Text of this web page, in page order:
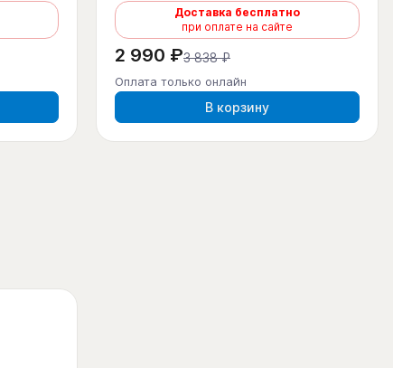
Доставка бесплатно
при оплате на сайте
2 990 ₽3 838 ₽
Оплата только онлайн
В корзину